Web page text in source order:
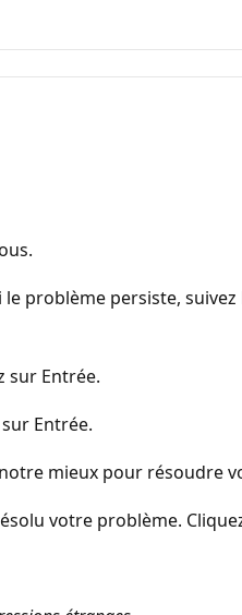
problème persiste, suivez
sur Entrée.
Entrée.
mieux pour résoudre
votre problème.